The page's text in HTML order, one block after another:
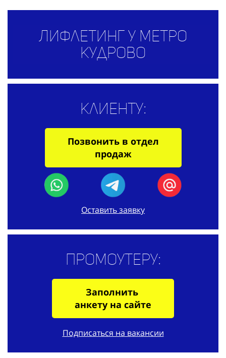
Лифлетинг у метро
Кудрово
Клиенту:
Позвонить в отдел
продаж
Оставить заявку
Промоутеру:
Заполнить
анкету на сайте
Подписаться на вакансии